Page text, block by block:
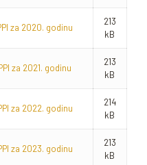
za 2020. godinu
213
kB
za 2021. godinu
213
kB
za 2022. godinu
214
kB
za 2023. godinu
213
kB